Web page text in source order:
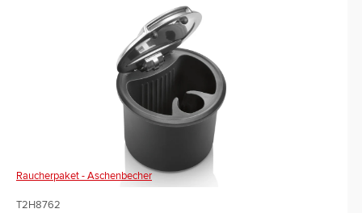
Raucherpaket - Aschenbecher
T2H8762